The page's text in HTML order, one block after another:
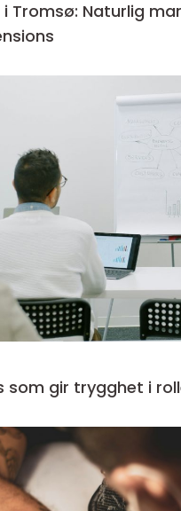
Tromsø: Naturlig
som gir trygghet i